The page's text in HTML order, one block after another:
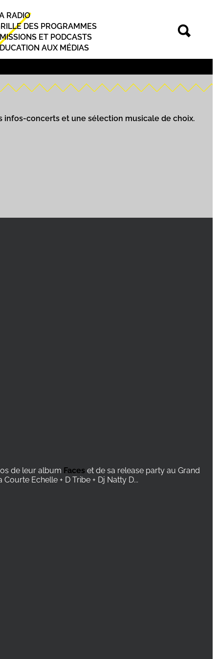
RADIO
DES PROGRAMMES
ET PODCASTS
AUX MÉDIAS
concerts et une sélection musicale de choix.
de leur album Faces et de sa release party au Grand
Echelle + D Tribe + Dj Natty D...